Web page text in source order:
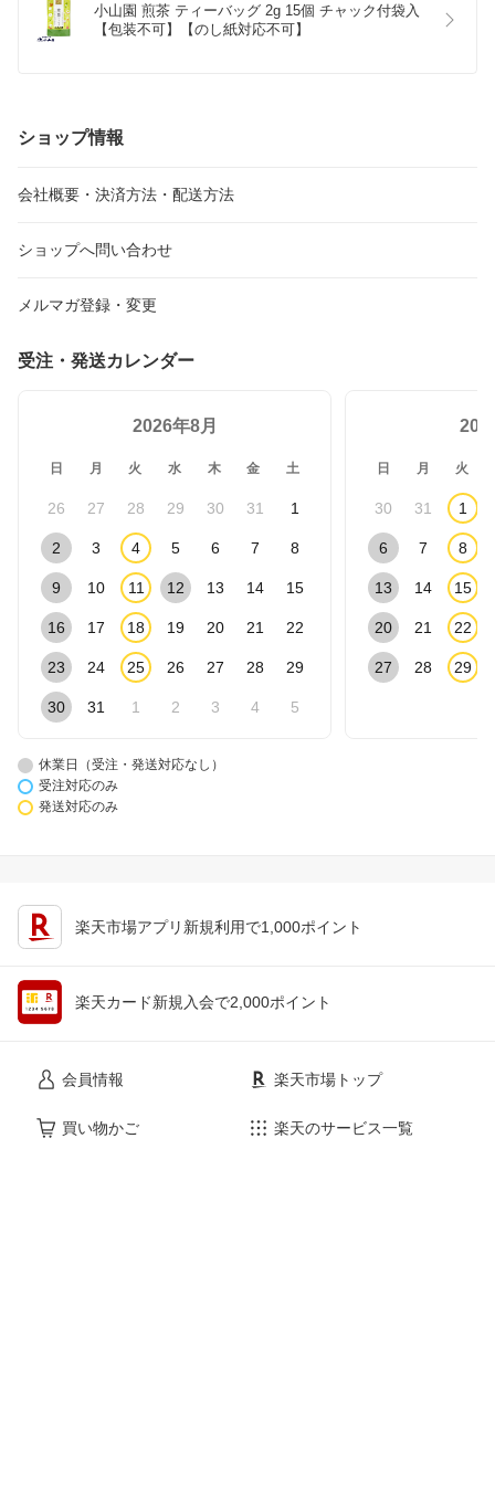
小山園 煎茶 ティーバッグ 2g 15個 チャック付袋入
【包装不可】【のし紙対応不可】
ショップ情報
会社概要・決済方法・配送方法
ショップへ問い合わせ
メルマガ登録・変更
受注・発送カレンダー
2026年8月
日 月 火 水 木 金 土
26 27 28 29 30 31 1
2 3 4 5 6 7 8
9 10 11 12 13 14 15
16 17 18 19 20 21 22
23 24 25 26 27 28 29
30 31 1 2 3 4 5
日 月 火
30 31 1
6 7 8
13 14 15
20 21 22
27 28 29
休業日（受注・発送対応なし）
受注対応のみ
発送対応のみ
楽天市場アプリ新規利用で1,000ポイント
楽天カード新規入会で2,000ポイント
会員情報
買い物かご
楽天市場トップ
楽天のサービス一覧